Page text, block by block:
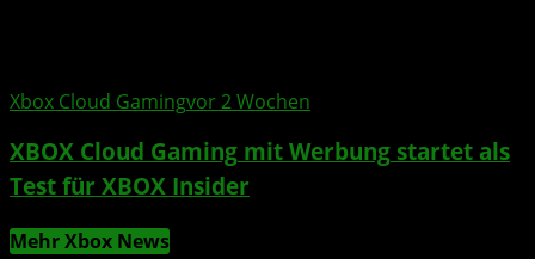
Xbox Cloud Gamingvor 2 Wochen
XBOX Cloud Gaming mitWerbung startet als
Test für XBOX Insider
Mehr Xbox News